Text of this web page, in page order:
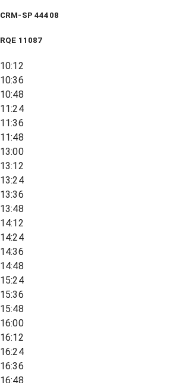
CRM-SP 44408
RQE 11087
10:12
10:36
10:48
11:24
11:36
11:48
13:00
13:12
13:24
13:36
13:48
14:12
14:24
14:36
14:48
15:24
15:36
15:48
16:00
16:12
16:24
16:36
16:48